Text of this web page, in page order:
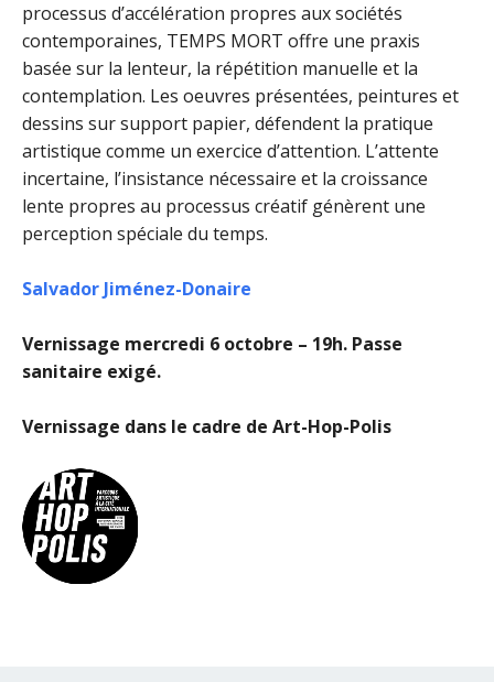
processus d’accélération propres aux sociétés
contemporaines, TEMPS MORT offre une praxis
basée sur la lenteur, la répétition manuelle et la
contemplation. Les oeuvres présentées, peintures et
dessins sur support papier, défendent la pratique
artistique comme un exercice d’attention. L’attente
incertaine, l’insistance nécessaire et la croissance
lente propres au processus créatif génèrent une
perception spéciale du temps.
Salvador Jiménez-Donaire
Vernissage mercredi 6 octobre – 19h. Passe
sanitaire exigé.
Vernissage dans le cadre de Art-Hop-Polis